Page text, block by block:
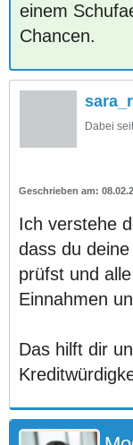
einem
Chancen.
Dabei
Ich verstehe
dass du
prüfst und
Einnahmen
Das hilft dir